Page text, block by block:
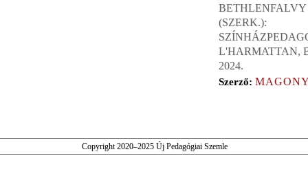
(SZERK.):
L'HARMATTAN,
2024.
Szerző:
Copyright 2020–2025 Új Pedagógiai Szemle